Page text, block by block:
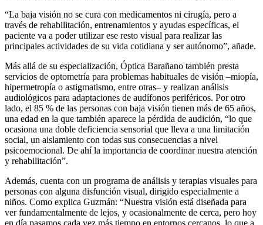
“La baja visión no se cura con medicamentos ni cirugía, pero a
través de rehabilitación, entrenamientos y ayudas específicas, el
paciente va a poder utilizar ese resto visual para realizar las
principales actividades de su vida cotidiana y ser autónomo”, añade.
Más allá de su especialización, Óptica Barañano también presta
servicios de optometría para problemas habituales de visión –miopía,
hipermetropía o astigmatismo, entre otras– y realizan análisis
audiológicos para adaptaciones de audífonos periféricos. Por otro
lado, el 85 % de las personas con baja visión tienen más de 65 años,
una edad en la que también aparece la pérdida de audición, “lo que
ocasiona una doble deficiencia sensorial que lleva a una limitación
social, un aislamiento con todas sus consecuencias a nivel
psicoemocional. De ahí la importancia de coordinar nuestra atención
y rehabilitación”.
Además, cuenta con un programa de análisis y terapias visuales para
personas con alguna disfunción visual, dirigido especialmente a
niños. Como explica Guzmán: “Nuestra visión está diseñada para
ver fundamentalmente de lejos, y ocasionalmente de cerca, pero hoy
en día pasamos cada vez más tiempo en entornos cercanos, lo que a